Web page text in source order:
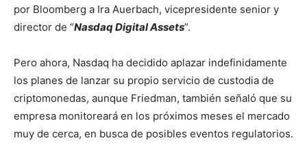
por Bloomberg a Ira Auerbach, vicepresidente senior y
director de “Nasdaq Digital Assets”.
Pero ahora, Nasdaq ha decidido aplazar indefinidamente
los planes de lanzar su propio servicio de custodia de
criptomonedas, aunque Friedman, también señaló que su
empresa monitoreará en los próximos meses el mercado
muy de cerca, en busca de posibles eventos regulatorios.